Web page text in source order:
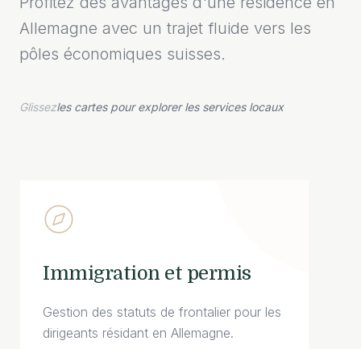
Allemagne avec un trajet fluide vers les
pôles économiques suisses.
Glissezles cartes pour explorer les services locaux
Immigration et permis
Gestion des statuts de frontalier pour les
dirigeants résidant en Allemagne.